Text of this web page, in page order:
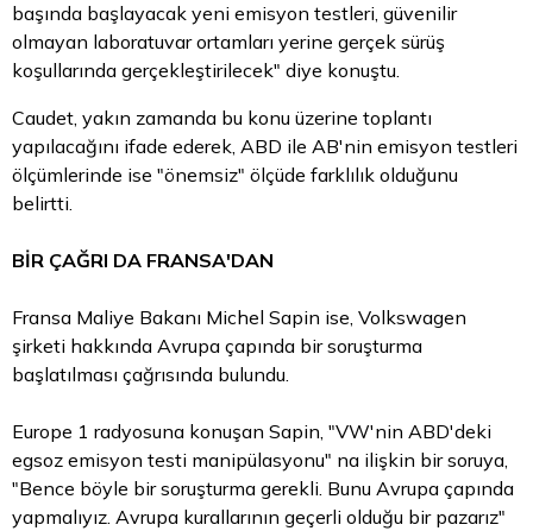
başında başlayacak yeni emisyon testleri, güvenilir
olmayan laboratuvar ortamları yerine gerçek sürüş
koşullarında gerçekleştirilecek" diye konuştu.
Caudet, yakın zamanda bu konu üzerine toplantı
yapılacağını ifade ederek, ABD ile AB'nin emisyon testleri
ölçümlerinde ise "önemsiz" ölçüde farklılık olduğunu
belirtti.
BİR ÇAĞRI DA FRANSA'DAN
Fransa Maliye Bakanı Michel Sapin ise, Volkswagen
şirketi hakkında Avrupa çapında bir soruşturma
başlatılması çağrısında bulundu.
Europe 1 radyosuna konuşan Sapin, "VW'nin ABD'deki
egsoz emisyon testi manipülasyonu" na ilişkin bir soruya,
"Bence böyle bir soruşturma gerekli. Bunu Avrupa çapında
yapmalıyız. Avrupa kurallarının geçerli olduğu bir pazarız"